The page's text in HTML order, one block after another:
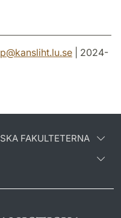
@kansliht.lu.se | 2024-
FAKULTETERNA